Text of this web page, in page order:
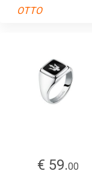
OTTO
€ 59.00